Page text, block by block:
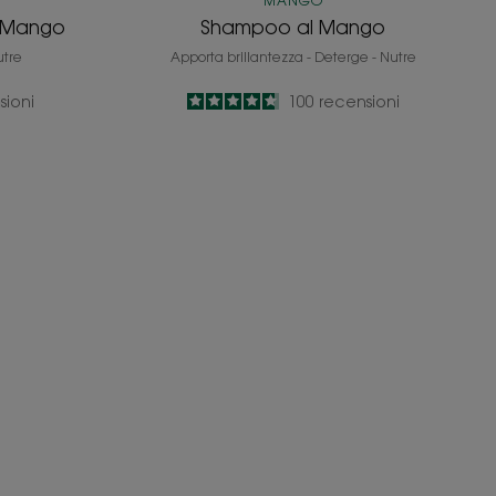
Shampoo al Mango
Apporta brillantezza - Deterge - Nutre
4.7
/5100 recensioni